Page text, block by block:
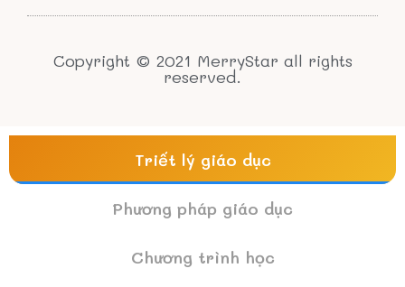
Copyright © 2021 MerryStar all rights
reserved.
Triết lý giáo dục
Phương pháp giáo dục
Chương trình học